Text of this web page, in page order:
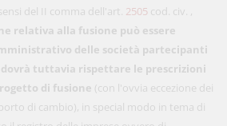
del II comma dell'art. 2505 cod. civ. ,
relativa alla fusione può essere
delle società partecipanti
tuttavia rispettare le prescrizioni
di fusione (con l'ovvia eccezione dei
di cambio), in special modo in tema di